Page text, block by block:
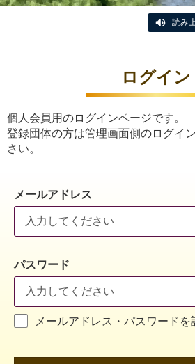
読み
ログイン
個人会員用のログインページです。
登録団体の方は管理画面側のログイ
さい。
メールアドレス
パスワード
メールアドレス・パスワードを